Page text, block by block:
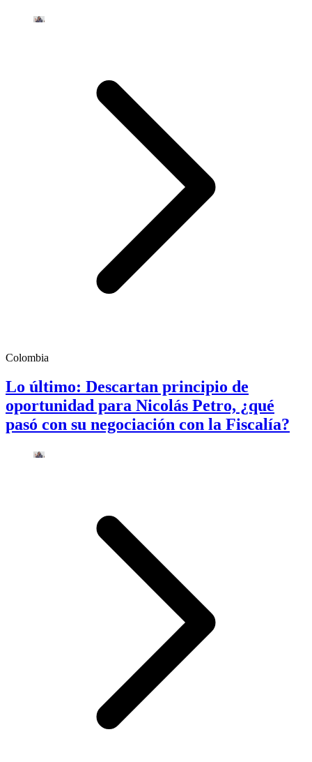
Colombia
Lo último: Descartan principio de
oportunidad para Nicolás Petro, ¿qué
pasó con su negociación con la Fiscalía?